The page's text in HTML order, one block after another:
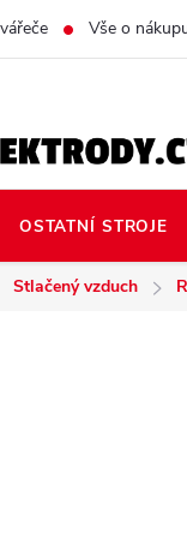
Vše o
OSTATNÍ STROJE
Stlačený vzduch